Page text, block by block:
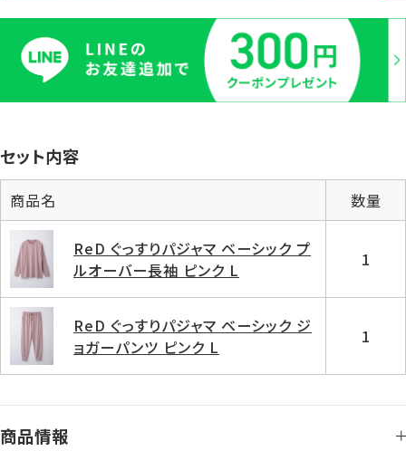
セット内容
商品名 数量
ReD ぐっすりパジャマ ベーシック プ
ルオーバー長袖 ピンク L
1
ReD ぐっすりパジャマ ベーシック ジ
ョガーパンツ ピンク L
1
商品情報